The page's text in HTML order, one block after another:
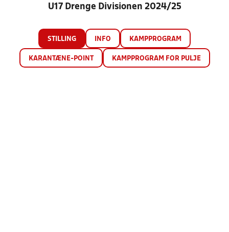
U17 Drenge Divisionen 2024/25
STILLING INFO KAMPPROGRAM
KARANTÆNE-POINT KAMPPROGRAM FOR PULJE